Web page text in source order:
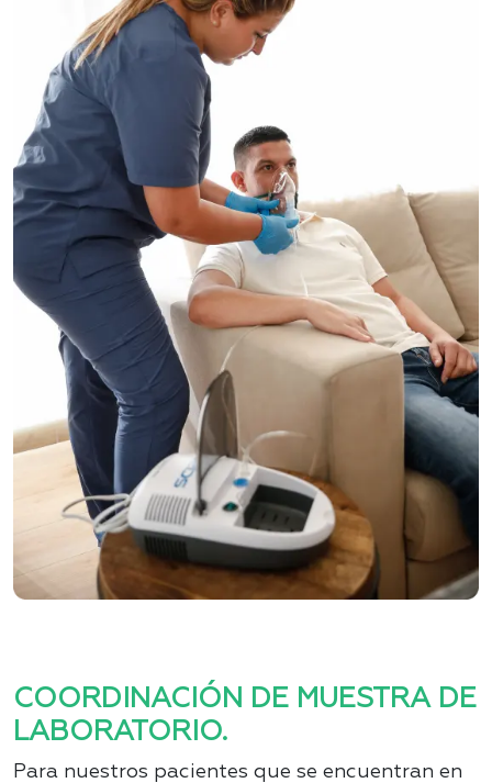
COORDINACIÓN DE MUESTRA DE
LABORATORIO.
Para nuestros pacientes que se encuentran en